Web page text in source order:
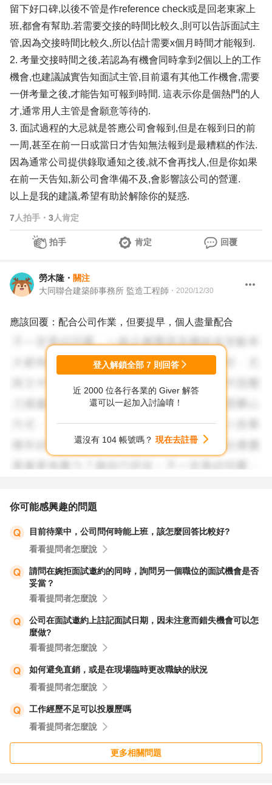
留下好口碑,以後不管是作reference check或是回老東家上
班,都會有幫助.若需要交接的時間比較久,則可以告訴面試主
管,因為交接時間比較久,所以估計需要x個月時間才能報到.
2. 考量交接時間之後,若認為有機會同時拿到2個以上的工作
機會,也建議誠實告知面試主管,目前還有其他工作機會,需要
一併考量之後,才能告知可報到時間. 這表示你是個熱門的人
才,通常用人主管是會願意等待的.
3. 面試過程的大忌就是答應公司會報到,但是在報到日的前
一周,甚至在前一日或當日才告知無法報到是最糟糕的作法.
因為通常公司提供錄取通知之後,就不會再找人,但是你如果
在前一天告知,新公司會準備不及,會影響該公司的營運.
以上是我的建議,希望有助於解除你的疑惑.
7 人拍手 ・ 3人肯定
拍手 肯定 回覆
勞木隆 ・ 關注
大同聯合建築師事務所 監造工程師 ・ 2020/12/30
應該回覆：配合公司作業，但要提早，個人盡量配合
登入解鎖全部 7 則回答
近 2000 位各行各業的 Giver 解答
還可以一起加入討論唷！
還沒有 104 帳號嗎？ 現在去註冊
你可能感興趣的問題
目前待業中，公司問何時能上班，該怎麼回答比較好?
看看提問者怎麼說
請問在婉拒面試邀約的同時，詢問另一個職位的面試機會是否
妥當？
看看提問者怎麼說
公司在面試邀約上註記面試日期，因未注意而錯失機會可以怎
麼做?
看看提問者怎麼說
如何避免直銷，或是在現場臨時更改職缺的狀況
看看提問者怎麼說
工作經歷不足可以投履歷嗎
看看提問者怎麼說
更多相關問題